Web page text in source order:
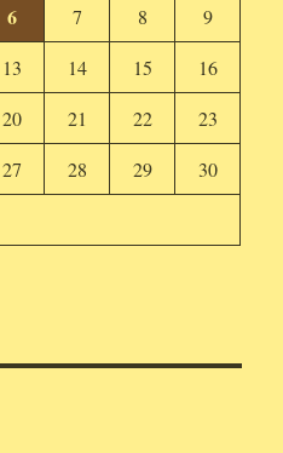
6 7 8
9
13 14 15
16
20 21 22
23
27 28 29
30